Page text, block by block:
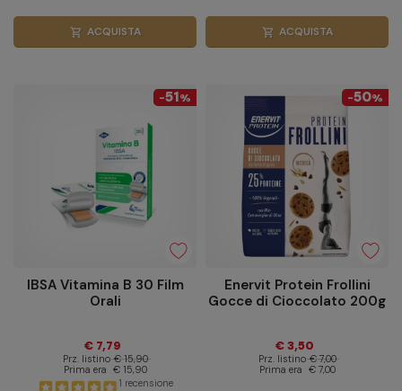
shopping_cart ACQUISTA shopping_cart ACQUISTA
-51%
IBSA Vitamina B 30 Film
Orali
€ 7,79
Prz. listino € 15,90
Prima era € 15,90
1 recensione
-50%
Enervit Protein Frollini
Gocce di Cioccolato 200g
€ 3,50
Prz. listino € 7,00
Prima era € 7,00